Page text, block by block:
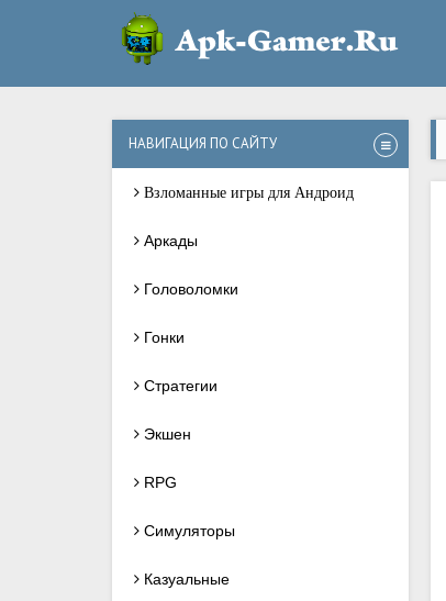
НАВИГАЦИЯ ПО САЙТУ
Взломанные игры для Андроид
Аркады
Головоломки
Гонки
Стратегии
Экшен
RPG
Симуляторы
Казуальные